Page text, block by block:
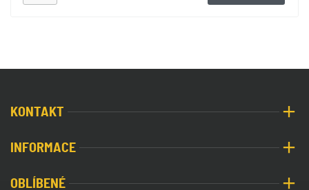
KONTAKT
INFORMACE
OBLÍBENÉ